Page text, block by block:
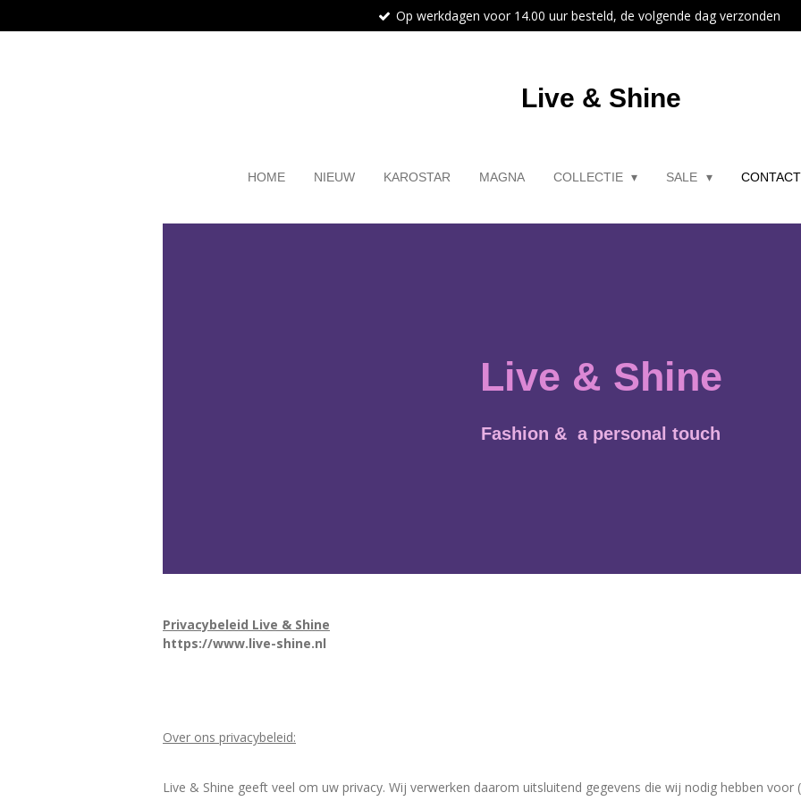
direct
Op werkdagen voor 14.00 uur besteld, de volgende dag verzonden
Live & Shine
HOME NIEUW KAROSTAR MAGNA COLLECTIE SALE
Live & Shine
Fashion & a personal touch
Privacybeleid Live & Shine
https://www.live-shine.nl
Over ons privacybeleid:
Live & Shine geeft veel om uw privacy. Wij verwerken daarom uitsluitend gegevens die wij nodig hebben voor